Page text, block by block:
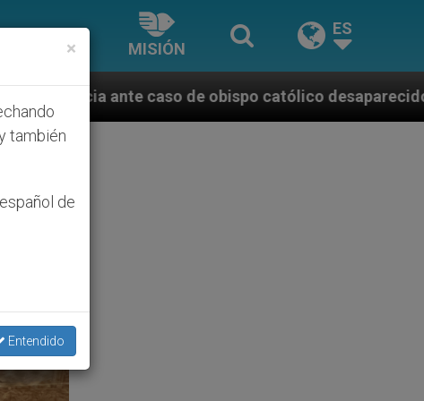
MISIÓN
ES
de obispo católico desaparecido por la dictadura
×
también
de
Entendido